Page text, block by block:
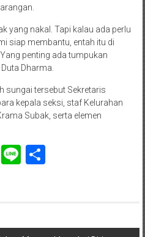
yang nakal. Tapi kalau ada perlu
siap membantu, entah itu di
penting ada tumpukan
Dharma.
sungai tersebut Sekretaris
kepala seksi, staf Kelurahan
Subak, serta elemen
LineShare